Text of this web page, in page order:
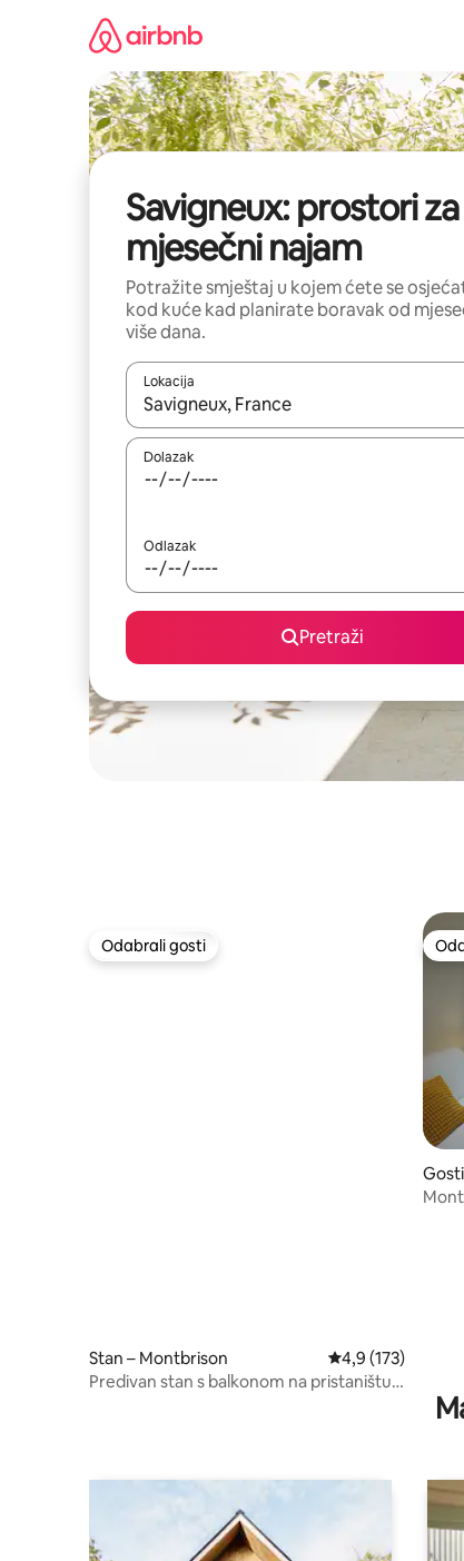
Savigneux: prostori za
mjesečni najam
Potražite smještaj u kojem ćete se
kod kuće kad planirate boravak od
više dana.
Lokacija
Kada budu dostupni rezultati, moći ćete ih
Dolazak
Odlazak
Pretraži
Odabrali gosti
Odabrali gosti
Stan – Montbrison Prosječna ocjena:
4,9 (173)
Predivan stan s balkonom na pristaništu